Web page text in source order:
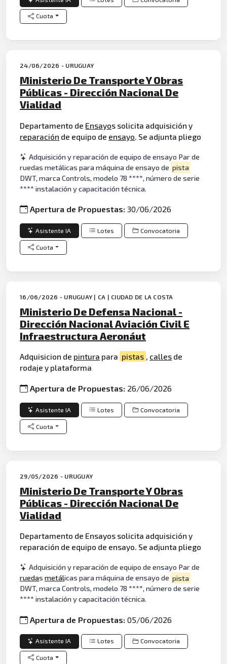
Cuota
24/06/2026 - URUGUAY
Ministerio De Transporte Y Obras
Públicas - Dirección Nacional De
Vialidad
Departamento de Ensayos solicita adquisición y
reparación de equipo de ensayo . Se adjunta pliego
Adquisición y reparación de equipo de ensayo Par de
ruedas metálicas para máquina de ensayo de pista
DWT, marca Controls, modelo 78 ****, número de serie
**** instalación y capacitación técnica.
Apertura de Propuestas:30/06/2026
Asistente IA Lotes Convocatoria
Cuota
16/06/2026 - URUGUAY | CA | CIUDAD DE LA COSTA
Ministerio De Defensa Nacional -
Dirección Nacional Aviación Civil E
Infraestructura Aeronáut
Adquisicion de pintura para pistas , calles de
rodaje y plataforma
Apertura de Propuestas: 26/06/2026
Asistente IA Lotes Convocatoria
Cuota
29/05/2026 - URUGUAY
Ministerio De Transporte Y Obras
Públicas - Dirección Nacional De
Vialidad
Departamento de Ensayos solicita adquisición y
reparación de equipo de ensayo. Se adjunta pliego
Adquisición y reparación de equipo de ensayo Par de
ruedasmetálicas para máquina de ensayo de pista
DWT, marca Controls, modelo 78 ****, número de serie
**** instalación y capacitación técnica.
Apertura de Propuestas:05/06/2026
Asistente IA Lotes Convocatoria
Cuota